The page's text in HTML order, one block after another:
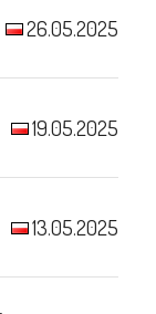
26.05.2025
19.05.2025
13.05.2025